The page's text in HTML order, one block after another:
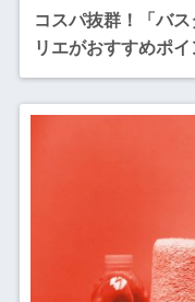
コスパ抜群！「バ
リエがおすすめポ